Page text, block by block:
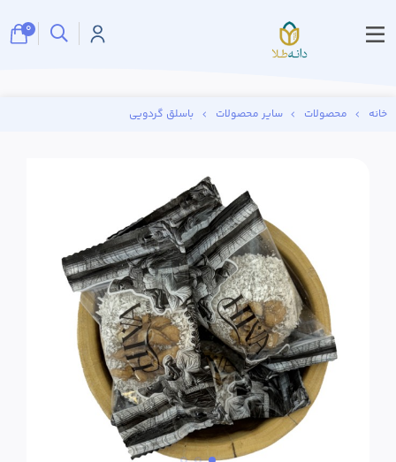
خانه محصولات سایر محصولات باسلق گردویی
0